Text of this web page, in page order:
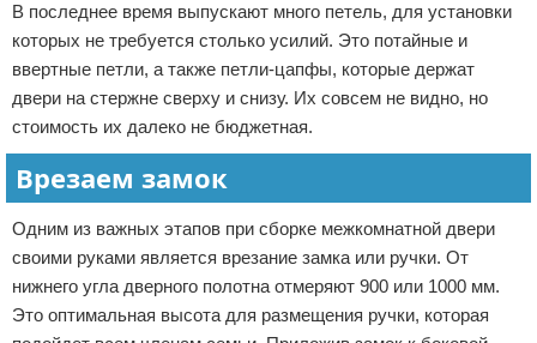
В последнее время выпускают много петель, для установки
которых не требуется столько усилий. Это потайные и
ввертные петли, а также петли-цапфы, которые держат
двери на стержне сверху и снизу. Их совсем не видно, но
стоимость их далеко не бюджетная.
Врезаем замок
Одним из важных этапов при сборке межкомнатной двери
своими руками является врезание замка или ручки. От
нижнего угла дверного полотна отмеряют 900 или 1000 мм.
Это оптимальная высота для размещения ручки, которая